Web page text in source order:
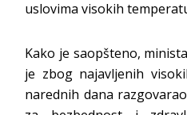
uslovima visokih
Kako je saopšteno,
je zbog najavljenih
narednih dana